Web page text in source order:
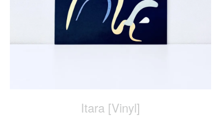
Itara [Vinyl]